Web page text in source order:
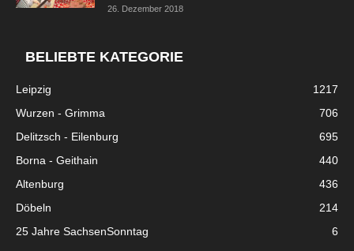
26. Dezember 2018
BELIEBTE KATEGORIE
Leipzig
1217
Wurzen - Grimma
706
Delitzsch - Eilenburg
695
Borna - Geithain
440
Altenburg
436
Döbeln
214
25 Jahre SachsenSonntag
6